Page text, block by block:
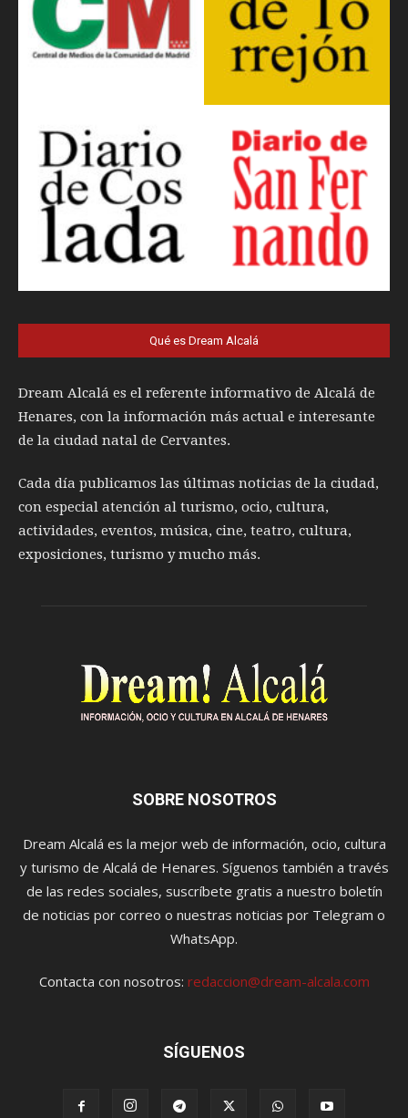
Qué es Dream Alcalá
Dream Alcalá es el referente informativo de Alcalá de
Henares, con la información más actual e interesante
de la ciudad natal de Cervantes.
Cada día publicamos las últimas noticias de la ciudad,
con especial atención al turismo, ocio, cultura,
actividades, eventos, música, cine, teatro, cultura,
exposiciones, turismo y mucho más.
SOBRE NOSOTROS
Dream Alcalá es la mejor web de información, ocio, cultura
y turismo de Alcalá de Henares. Síguenos también a través
de las redes sociales, suscríbete gratis a nuestro boletín
de noticias por correo o nuestras noticias por Telegram o
WhatsApp.
Contacta con nosotros: redaccion@dream-alcala.com
SÍGUENOS